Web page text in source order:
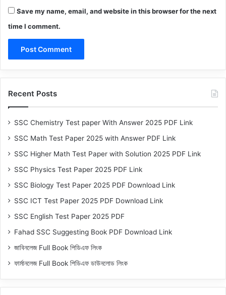
Save my name, email, and website in this browser for the next
time I comment.
Recent Posts
SSC Chemistry Test paper With Answer 2025 PDF Link
SSC Math Test Paper 2025 with Answer PDF Link
SSC Higher Math Test Paper with Solution 2025 PDF Link
SSC Physics Test Paper 2025 PDF Link
SSC Biology Test Paper 2025 PDF Download Link
SSC ICT Test Paper 2025 PDF Download Link
SSC English Test Paper 2025 PDF
Fahad SSC Suggesting Book PDF Download Link
জাবিনলেজ Full Book পিডিএফ লিংক
ফার্মানলেজ Full Book পিডিএফ ডাউনলোড লিংক